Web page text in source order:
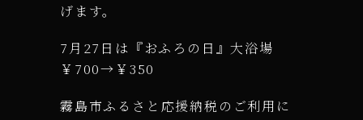
げます。
7月27日は『おふろの日』大浴場
￥700→￥350
霧島市ふるさと応援納税のご利用に